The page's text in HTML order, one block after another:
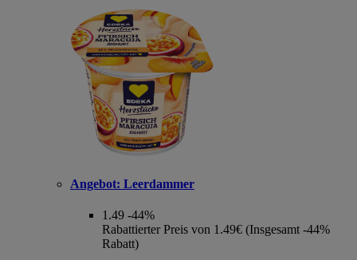
Angebot: Leerdammer
1.49 -44%
Rabattierter Preis von 1.49€ (Insgesamt -44%
Rabatt)